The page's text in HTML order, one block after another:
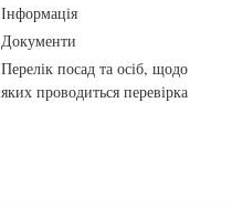
Інформація
Документи
Перелік посад та осіб, щодо
яких проводиться перевірка